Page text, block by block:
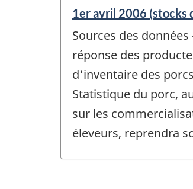
Période
référence
de
changement
-
1er avril 2006 (stocks
Sources des
réponse des
d'inventaire des
Statistique du porc,
sur les
éleveurs, reprendra